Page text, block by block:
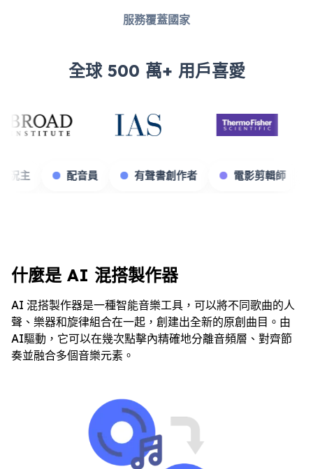
服務覆蓋國家
全球 500 萬+ 用戶喜愛
遊戲實況主 配音員 有聲書創作者 電影剪
什麼是 AI 混搭製作器
AI 混搭製作器是一種智能音樂工具，可以將不同歌曲的人
聲、樂器和旋律組合在一起，創建出全新的原創曲目。由
AI驅動，它可以在幾次點擊內精確地分離音頻層、對齊節
奏並融合多個音樂元素。